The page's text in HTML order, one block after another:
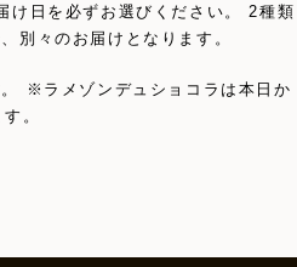
け日を必ずお選びください。 2種類
別々のお届けとなります。
※ラメゾンデュショコラは本日か
。